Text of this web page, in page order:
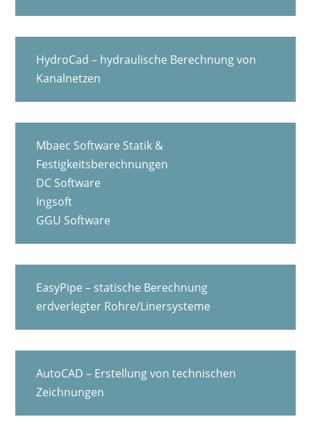
HydroCad – hydraulische Berechnung von
Kanalnetzen
Mbaec Software Statik &
Festigkeitsberechnungen
DC Software
Ingsoft
GGU Software
EasyPipe – statische Berechnung
erdverlegter Rohre/Linersysteme
AutoCAD – Erstellung von technischen
Zeichnungen